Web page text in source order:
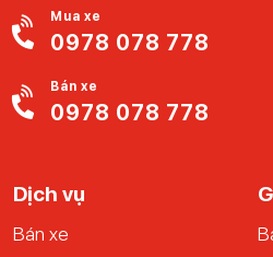
Mua xe
0978 078 778
Bán xe
0978 078 778
Dịch vụ
Bán xe